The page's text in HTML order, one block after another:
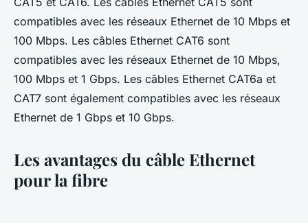
compatibles avec les réseaux Ethernet de 10 Mbps et
100 Mbps. Les câbles Ethernet CAT6 sont
compatibles avec les réseaux Ethernet de 10 Mbps,
100 Mbps et 1 Gbps. Les câbles Ethernet CAT6a et
CAT7 sont également compatibles avec les réseaux
Ethernet de 1 Gbps et 10 Gbps.
Les avantages du câble Ethernet
pour la fibre